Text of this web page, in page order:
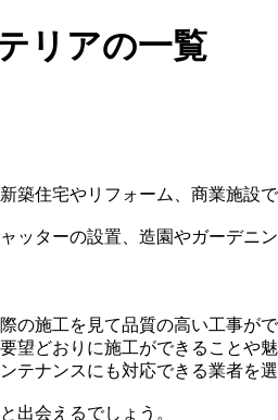
リアの一覧
築住宅やリフォーム、商業施設
ッターの設置、造園やガーデ
の施工を見て品質の高い工事が
望どおりに施工ができることや
テナンスにも対応できる業者を
出会えるでしょう。